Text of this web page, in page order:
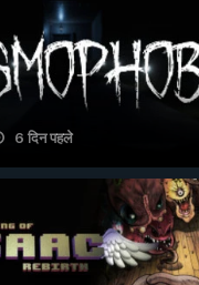
6 दिन पहले